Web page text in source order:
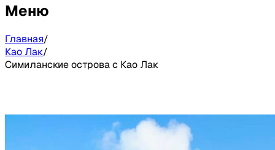
Меню
Главная/
Као Лак/
Симиланские острова с Као Лак